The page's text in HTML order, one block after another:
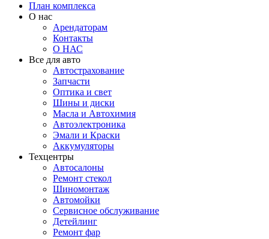
План комплекса
О нас
Арендаторам
Контакты
О НАС
Все для авто
Автострахование
Запчасти
Оптика и свет
Шины и диски
Масла и Автохимия
Автоэлектроника
Эмали и Краски
Аккумуляторы
Техцентры
Автосалоны
Ремонт стекол
Шиномонтаж
Автомойки
Сервисное обслуживание
Детейлинг
Ремонт фар